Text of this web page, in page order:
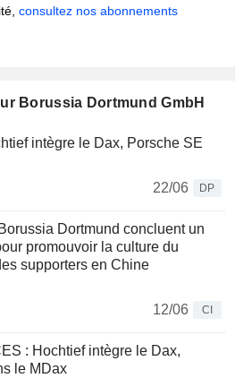
consultez nos abonnements
Borussia Dortmund GmbH
intègre le Dax, Porsche SE
22/06
DP
Dortmund concluent un
promouvoir la culture du
supporters en Chine
12/06
CI
: Hochtief intègre le Dax,
le MDax